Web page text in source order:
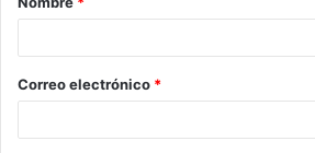
r
*
Correo electrónico *